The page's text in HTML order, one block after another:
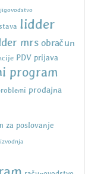
lidder
mrs obračun
PDV prijava
program
prodajna
za poslovanje